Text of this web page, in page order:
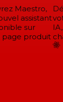
Maestro,
assistant
sur
produit